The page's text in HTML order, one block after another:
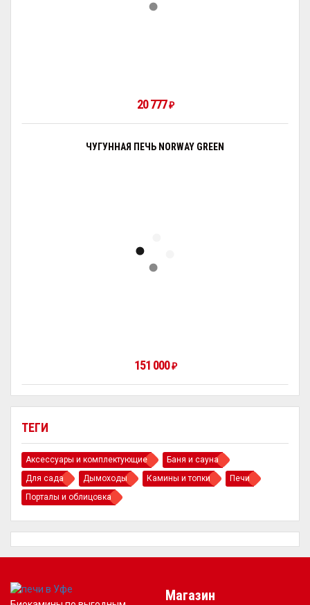
ТЕГИ
Аксессуары и комплектующие
Баня и сауна
Для сада
Дымоходы Камины и топки
Печи
Порталы и облицовка
20 777₽
ЧУГУННАЯ ПЕЧЬ NORWAY GREEN
151 000₽
Магазин